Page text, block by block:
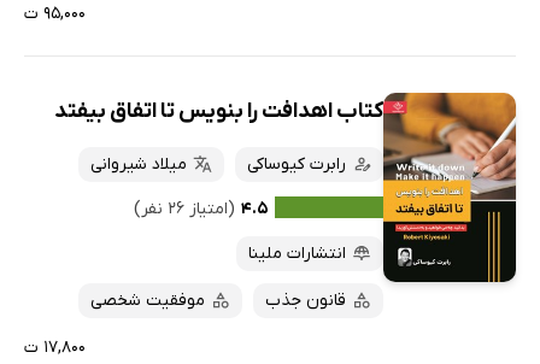
۹۵,۰۰۰ ت
کتاب اهدافت را بنویس تا اتفاق بیفتد
رابرت کیوساکی
میلاد شیروانی
۴.۵ (امتیاز ۲۶ نفر)
انتشارات ملینا
قانون جذب موفقیت شخصی
۱۷,۸۰۰ ت